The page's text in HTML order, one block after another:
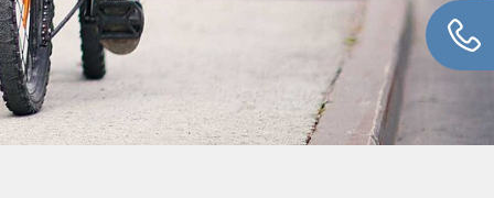
Verkehrsführung Parken Lärmschutz
Informationen
News
Lüft Media
Downloads